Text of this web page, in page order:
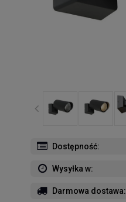
Dostępność:
Wysyłka w:
Darmowa dostawa: